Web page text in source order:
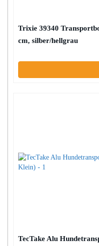
Trixie 39340
cm, silber/hellgrau
TecTake Alu